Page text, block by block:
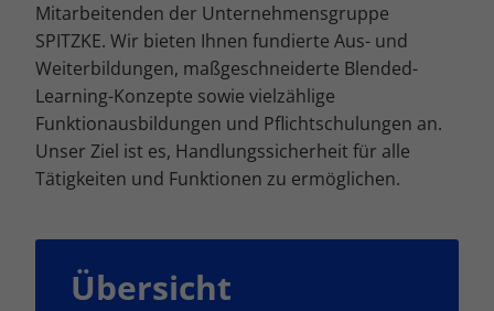
Mitarbeitenden der Unternehmensgruppe
SPITZKE. Wir bieten Ihnen fundierte Aus- und
Weiterbildungen, maßgeschneiderte Blended-
Learning-Konzepte sowie vielzählige
Funktionausbildungen und Pflichtschulungen an.
Unser Ziel ist es, Handlungssicherheit für alle
Tätigkeiten und Funktionen zu ermöglichen.
Übersicht